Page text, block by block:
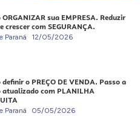
ORGANIZAR sua EMPRESA. Reduzir
crescer com SEGURANÇA.
Paraná 12/05/2026
definir o PREÇO DE VENDA. Passo a
atualizado com PLANILHA
Paraná 05/05/2026